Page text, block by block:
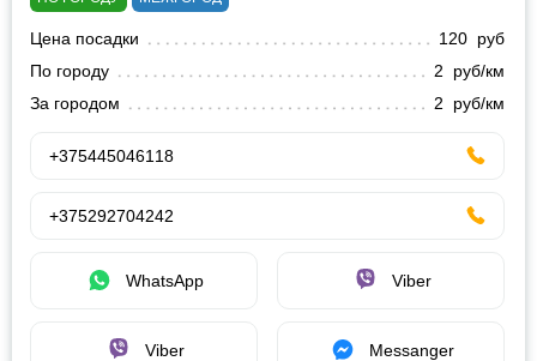
Цена посадки
120 руб
По городу
2 руб/км
За городом
2 руб/км
+375445046118
+375292704242
WhatsApp Viber
Viber Messanger